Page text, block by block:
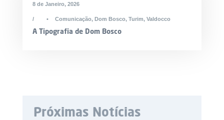
8 de Janeiro, 2026
• Comunicação, Dom Bosco, Turim, Valdocco
A Tipografia de Dom Bosco
Próximas Notícias